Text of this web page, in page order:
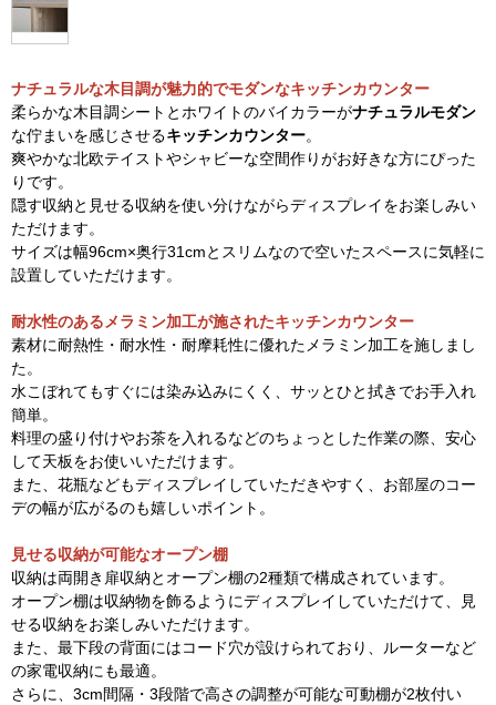
ナチュラルな木目調が魅力的でモダンなキッチンカウンター
柔らかな木目調シートとホワイトのバイカラーがナチュラルモダン
な佇まいを感じさせるキッチンカウンター。
爽やかな北欧テイストやシャビーな空間作りがお好きな方にぴった
りです。
隠す収納と見せる収納を使い分けながらディスプレイをお楽しみい
ただけます。
サイズは幅96cm×奥行31cmとスリムなので空いたスペースに気軽に
設置していただけます。
耐水性のあるメラミン加工が施されたキッチンカウンター
素材に耐熱性・耐水性・耐摩耗性に優れたメラミン加工を施しまし
た。
水こぼれてもすぐには染み込みにくく、サッとひと拭きでお手入れ
簡単。
料理の盛り付けやお茶を入れるなどのちょっとした作業の際、安心
して天板をお使いいただけます。
また、花瓶などもディスプレイしていただきやすく、お部屋のコー
デの幅が広がるのも嬉しいポイント。
見せる収納が可能なオープン棚
収納は両開き扉収納とオープン棚の2種類で構成されています。
オープン棚は収納物を飾るようにディスプレイしていただけて、見
せる収納をお楽しみいただけます。
また、最下段の背面にはコード穴が設けられており、ルーターなど
の家電収納にも最適。
さらに、3cm間隔・3段階で高さの調整が可能な可動棚が2枚付い